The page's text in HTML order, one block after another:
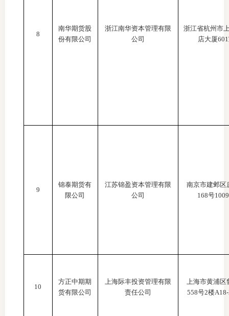
8
南华期货股
份有限公司
浙江南华资本管理有限
公司
浙江省杭州市
店大厦
9
锦泰期货有
限公司
江苏锦盈资本管理有限
公司
南京市建邺区
168号
10
方正中期期
货有限公司
上海际丰投资管理有限
责任公司
上海市黄浦区
558号2楼